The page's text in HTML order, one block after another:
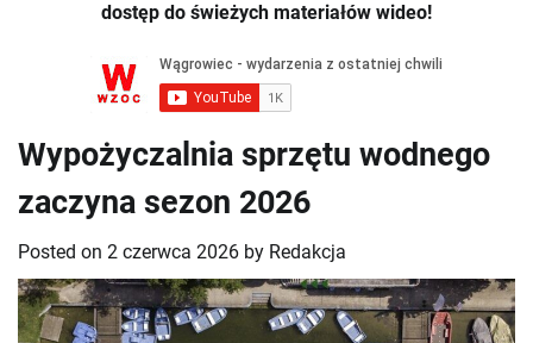
dostęp do świeżych materiałów wideo!
Wypożyczalnia sprzętu wodnego
zaczyna sezon 2026
Posted on 2 czerwca 2026 by Redakcja